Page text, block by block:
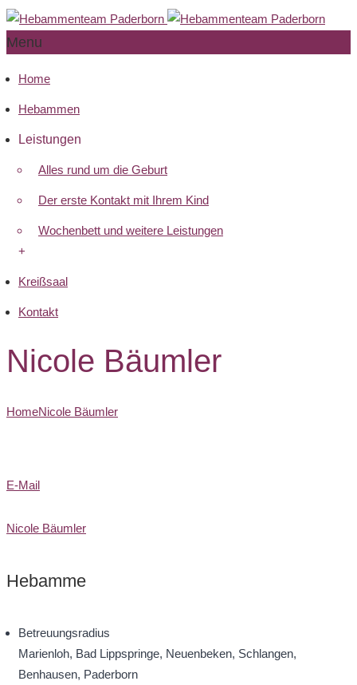
Menu
Home
Hebammen
Leistungen
Alles rund um die Geburt
Der erste Kontakt mit Ihrem Kind
Wochenbett und weitere Leistungen
+
Kreißsaal
Kontakt
Nicole Bäumler
HomeNicole Bäumler
E-Mail
Nicole Bäumler
Hebamme
Betreuungsradius
Marienloh, Bad Lippspringe, Neuenbeken, Schlangen,
Benhausen, Paderborn